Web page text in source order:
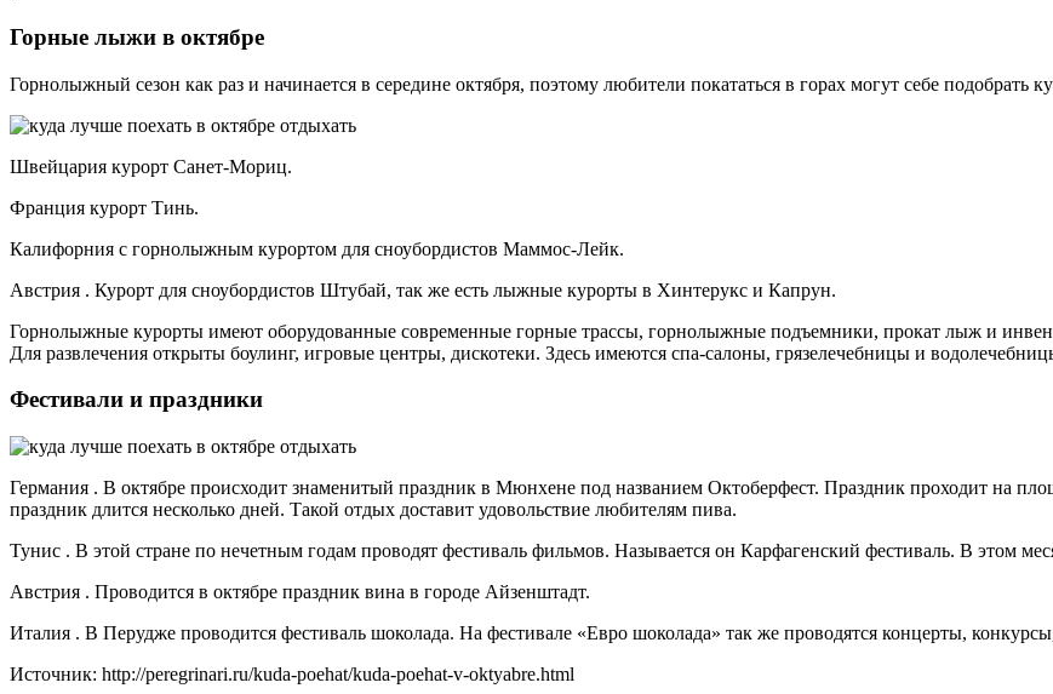
Горные лыжи в октябре
Горнолыжный сезон как раз и начинается в середине октября, поэтому любители покататься в горах могут себе подобрать
Швейцария курорт Санет-Мориц.
Франция курорт Тинь.
Калифорния с горнолыжным курортом для сноубордистов Маммос-Лейк.
Австрия . Курорт для сноубордистов Штубай, так же есть лыжные курорты в Хинтерукс и Капрун.
Горнолыжные курорты имеют оборудованные современные горные трассы, горнолыжные подъемники, прокат лыж и
Для развлечения открыты боулинг, игровые центры, дискотеки. Здесь имеются спа-салоны, грязелечебницы и
Фестивали и праздники
Германия . В октябре происходит знаменитый праздник в Мюнхене под названием Октоберфест. Праздник проходит на
праздник длится несколько дней. Такой отдых доставит удовольствие любителям пива.
Тунис . В этой стране по нечетным годам проводят фестиваль фильмов. Называется он Карфагенский фестиваль. В этом
Австрия . Проводится в октябре праздник вина в городе Айзенштадт.
Италия . В Перудже проводится фестиваль шоколада. На фестивале «Евро шоколада» так же проводятся концерты,
Источник: http://peregrinari.ru/kuda-poehat/kuda-poehat-v-oktyabre.html